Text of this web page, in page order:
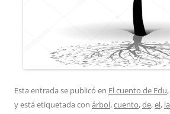
Esta entrada se publicó en El cuento de Edu,
y está etiquetada con árbol,cuento,de,el, la